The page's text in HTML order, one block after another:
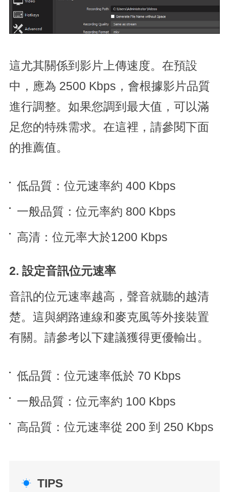
這尤其關係到影片上傳速度。在預設
中，應為 2500 Kbps，會根據影片品質
進行調整。如果您調到最大值，可以滿
足您的特殊需求。在這裡，請參閱下面
的推薦值。
低品質：位元速率約 400 Kbps
一般品質：位元率約 800 Kbps
高清：位元率大於1200 Kbps
2. 設定音訊位元速率
音訊的位元速率越高，聲音就聽的越清
楚。這與網路連線和麥克風等外接裝置
有關。請參考以下建議獲得更優輸出。
低品質：位元速率低於 70 Kbps
一般品質：位元率約 100 Kbps
高品質：位元速率從 200 到 250 Kbps
 TIPS